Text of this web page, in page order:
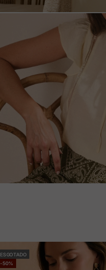
ESGOTADO
-50%